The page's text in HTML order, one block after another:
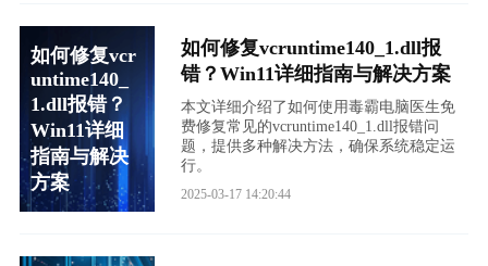
如何修复vcr
untime140_
1.dll报错？
Win11详细
指南与解决
方案
如何修复vcruntime140_1.dll报
错？Win11详细指南与解决方案
本文详细介绍了如何使用毒霸电脑医生免
费修复常见的vcruntime140_1.dll报错问
题，提供多种解决方法，确保系统稳定运
行。
2025-03-17 14:20:44